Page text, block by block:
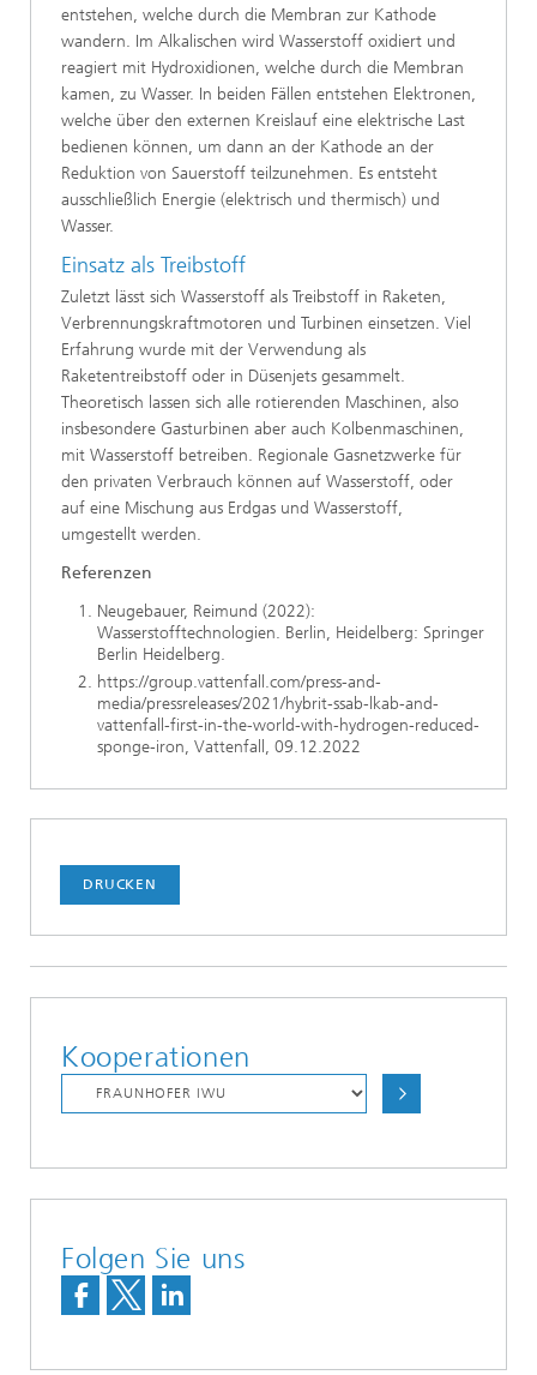
entstehen, welche durch die Membran zur Kathode
wandern. Im Alkalischen wird Wasserstoff oxidiert und
reagiert mit Hydroxidionen, welche durch die Membran
kamen, zu Wasser. In beiden Fällen entstehen Elektronen,
welche über den externen Kreislauf eine elektrische Last
bedienen können, um dann an der Kathode an der
Reduktion von Sauerstoff teilzunehmen. Es entsteht
ausschließlich Energie (elektrisch und thermisch) und
Wasser.
Einsatz als Treibstoff
Zuletzt lässt sich Wasserstoff als Treibstoff in Raketen,
Verbrennungskraftmotoren und Turbinen einsetzen. Viel
Erfahrung wurde mit der Verwendung als
Raketentreibstoff oder in Düsenjets gesammelt.
Theoretisch lassen sich alle rotierenden Maschinen, also
insbesondere Gasturbinen aber auch Kolbenmaschinen,
mit Wasserstoff betreiben. Regionale Gasnetzwerke für
den privaten Verbrauch können auf Wasserstoff, oder
auf eine Mischung aus Erdgas und Wasserstoff,
umgestellt werden.
Referenzen
Neugebauer, Reimund (2022):
Wasserstofftechnologien. Berlin, Heidelberg: Springer
Berlin Heidelberg.
https://group.vattenfall.com/press-and-
media/pressreleases/2021/hybrit-ssab-lkab-and-
vattenfall-first-in-the-world-with-hydrogen-reduced-
sponge-iron, Vattenfall, 09.12.2022
DRUCKEN
Kooperationen
Folgen Sie uns